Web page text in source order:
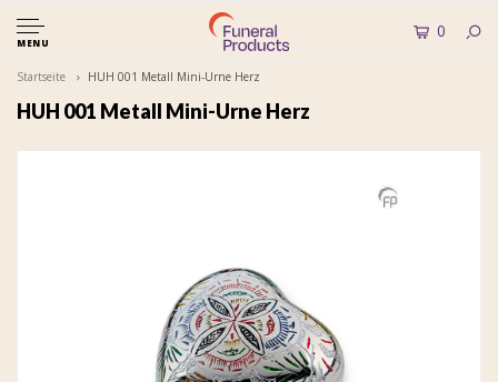
MENU
0
Startseite HUH 001 Metall Mini-Urne Herz
HUH 001 Metall Mini-Urne Herz